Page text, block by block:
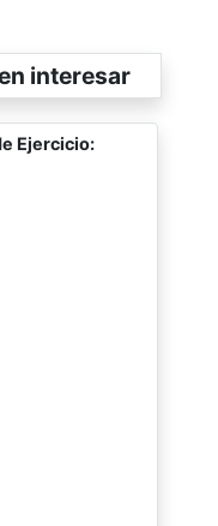
interesar
Ejercicio: